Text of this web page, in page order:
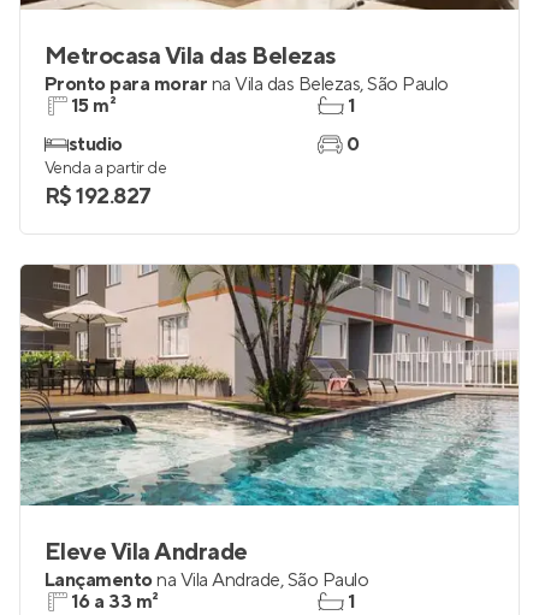
Metrocasa Vila das Belezas
Pronto para morar na Vila das Belezas,São Paulo
15 m²
studio
1
0
Venda a partir de
R$ 192.827
Eleve Vila Andrade
Lançamentona Vila Andrade,São Paulo
16 a 33 m²
1